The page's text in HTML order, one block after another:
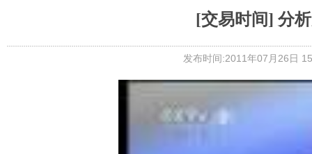
[交易时间] 分析
发布时间:2011年07月26日